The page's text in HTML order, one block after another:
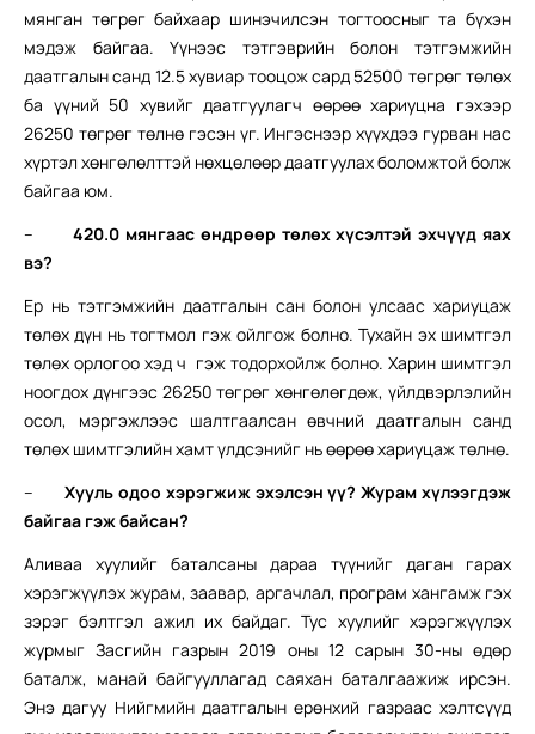
мянган төгрөг байхаар шинэчилсэн тогтоосныг та бүхэн
мэдэж байгаа. Үүнээс тэтгэврийн болон тэтгэмжийн
даатгалын санд 12.5 хувиар тооцож сард 52500 төгрөг төлөх
ба үүний 50 хувийг даатгуулагч өөрөө хариуцна гэхээр
26250 төгрөг төлнө гэсэн үг. Ингэснээр хүүхдээ гурван нас
хүртэл хөнгөлөлттэй нөхцөлөөр даатгуулах боломжтой болж
байгаа юм.
–420.0 мянгаас өндрөөр төлөх хүсэлтэй эхчүүд яах
вэ?
Ер нь тэтгэмжийн даатгалын сан болон улсаас хариуцаж
төлөх дүн нь тогтмол гэж ойлгож болно. Тухайн эх шимтгэл
төлөх орлогоо хэд ч гэж тодорхойлж болно. Харин шимтгэл
ноогдох дүнгээс 26250 төгрөг хөнгөлөгдөж, үйлдвэрлэлийн
осол, мэргэжлээс шалтгаалсан өвчний даатгалын санд
төлөх шимтгэлийн хамт үлдсэнийг нь өөрөө хариуцаж төлнө.
–Хууль одоо хэрэгжиж эхэлсэн үү? Журам хүлээгдэж
байгаа гэж байсан?
Аливаа хуулийг баталсаны дараа түүнийг даган гарах
хэрэгжүүлэх журам, заавар, аргачлал, програм хангамж гэх
зэрэг бэлтгэл ажил их байдаг. Тус хуулийг хэрэгжүүлэх
журмыг Засгийн газрын 2019 оны 12 сарын 30-ны өдөр
баталж, манай байгууллагад саяхан баталгаажиж ирсэн.
Энэ дагуу Нийгмийн даатгалын ерөнхий газраас хэлтсүүд